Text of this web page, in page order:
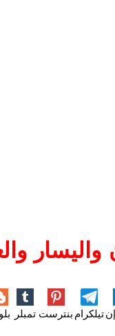
تيلكرام بنترست تمبلر